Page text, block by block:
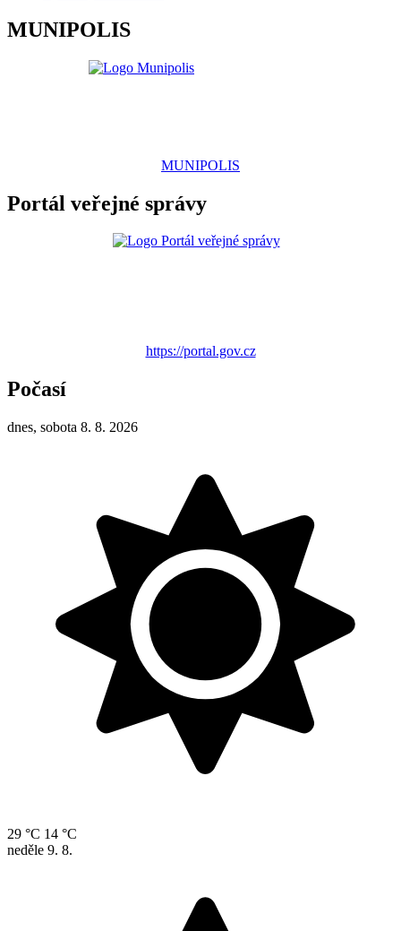
MUNIPOLIS
MUNIPOLIS
Portál veřejné správy
https://portal.gov.cz
Počasí
dnes, sobota 8. 8. 2026
29 °C 14 °C
neděle 9. 8.